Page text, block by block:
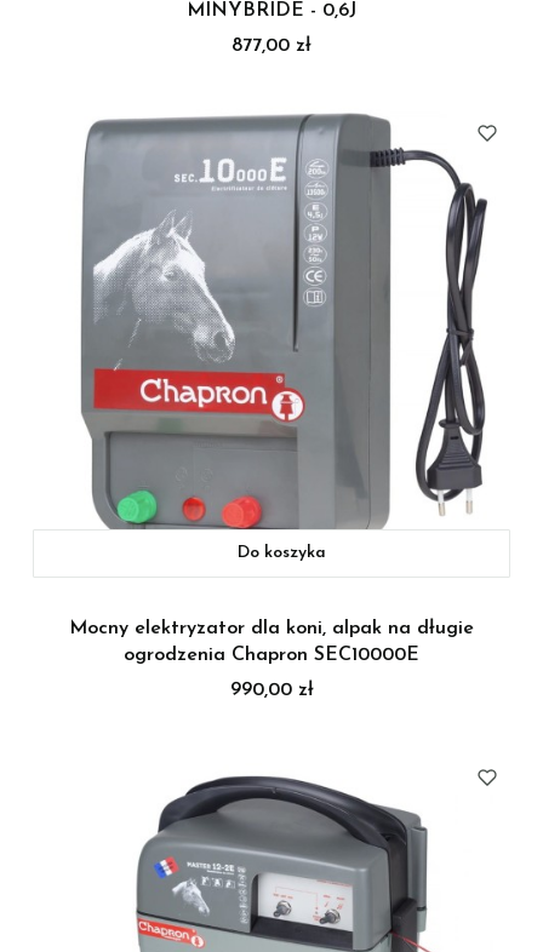
MINYBRIDE - 0,6J
Cena
877,00 zł
Do koszyka
Mocny elektryzator dla koni, alpak na długie
ogrodzenia Chapron SEC10000E
Cena
990,00 zł